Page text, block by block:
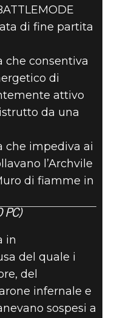
di fine partita
che consentiva
di
attivo
da una
che impediva ai
l’Archvile
di fiamme in
PC)
in
del quale i
del
infernale e
sospesi a